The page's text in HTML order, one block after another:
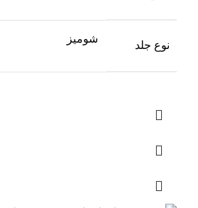
نوع جلد
شومیز